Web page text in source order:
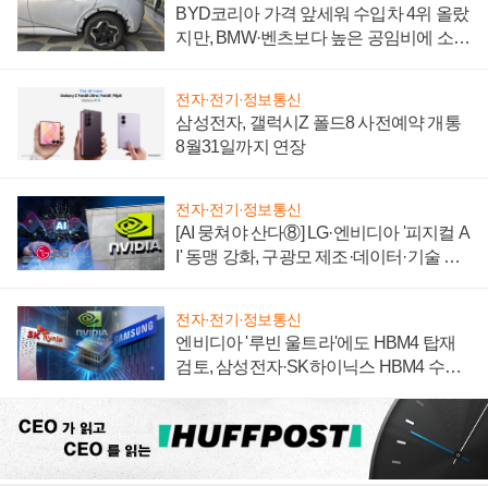
BYD코리아 가격 앞세워 수입차 4위 올랐
지만, BMW·벤츠보다 높은 공임비에 소비
전자·전기·정보통신
삼성전자, 갤럭시Z 폴드8 사전예약 개통
8월31일까지 연장
전자·전기·정보통신
[AI 뭉쳐야 산다⑧] LG·엔비디아 '피지컬 A
I' 동맹 강화, 구광모 제조·데이터·기술 결
전자·전기·정보통신
엔비디아 '루빈 울트라'에도 HBM4 탑재
검토, 삼성전자·SK하이닉스 HBM4 수율